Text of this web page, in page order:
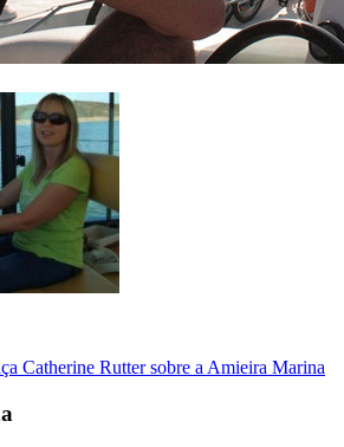
Catherine Rutter sobre a Amieira Marina